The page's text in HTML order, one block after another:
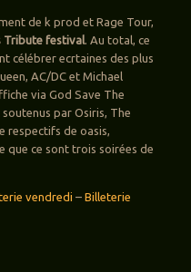
de k prod et Rage Tour,
Tribute festival. Au total, ce
célébrer ecrtaines des plus
AC/DC et Michael
via God Save The
par Osiris, The
respectifs de oasis,
que ce sont trois soirées de
vendredi – Billeterie